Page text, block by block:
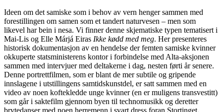
Ideen om det samiske som i behov av vern henger sammen med
forestillingen om samen som et tandert naturvesen – men som
likevel har bein i nesa. Vi finner denne skjematiske typen tematisert i
Mai-Lis og Elle Márjá Eiras Ikke kødd med meg. Her presenteres
historisk dokumentasjon av en hendelse der femten samiske kvinner
okkuperte statsministerens kontor i forbindelse med Alta-aksjonen
sammen med intervjuer med deltakerne i dag, nesten førti år senere.
Denne portrettfilmen, som er blant de mer subtile og gripende
innslagene i utstillingens samtidskunstdel, er satt sammen med en
video av noen koftekledde unge kvinner (en er muligens transvestitt)
som går i saktefilm gjennom byen til technomusikk og deretter
brytedanser med noen herremenn i svart dress foran Stortinget.